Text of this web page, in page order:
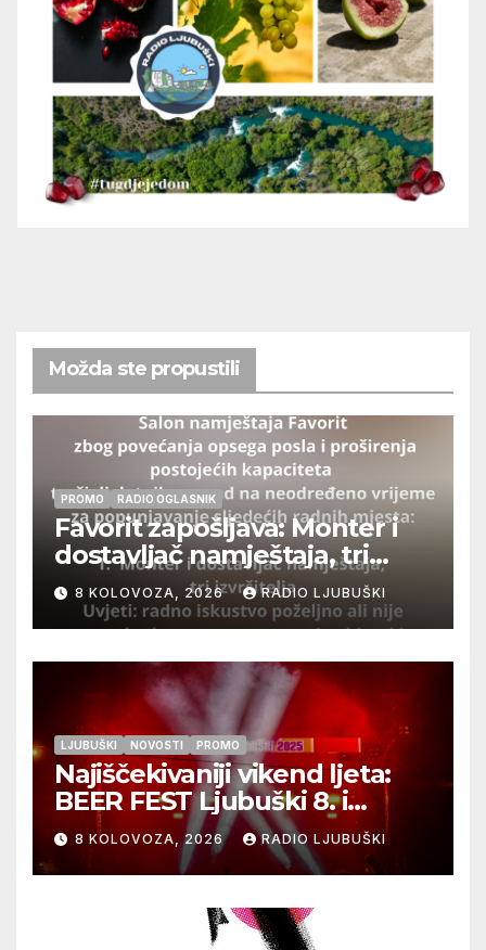
Možda ste propustili
PROMO RADIO OGLASNIK
Favorit zapošljava: Monter i
dostavljač namještaja, tri
izvršitelja
8 KOLOVOZA, 2026 RADIO LJUBUŠKI
LJUBUŠKI NOVOSTI PROMO
Najiščekivaniji vikend ljeta:
BEER FEST Ljubuški 8. i
9.kolovoza
8 KOLOVOZA, 2026 RADIO LJUBUŠKI